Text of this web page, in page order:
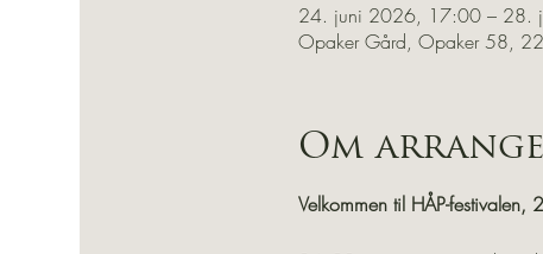
24. juni 2026, 17:00 – 28.
Opaker Gård, Opaker 58,
Om
Velkommen til HÅP-festivalen,